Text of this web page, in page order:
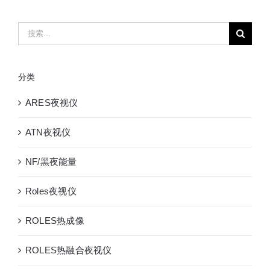
索：
分类
ARES夜视仪
ATN夜视仪
NF/黑夜能量
Roles夜视仪
ROLES热成像
ROLES热融合夜视仪